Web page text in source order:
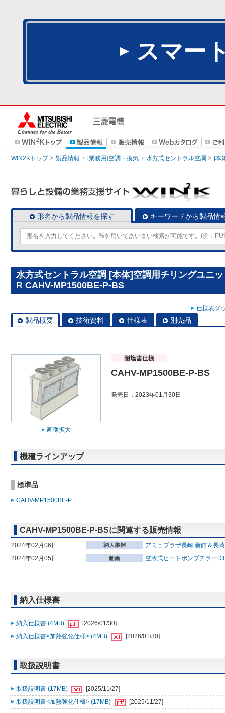
スマー
WIN2Kトップ 製品情報 [業務用]空調・換気 水方式セントラル空調 [本
形名から製品情報を探す キーワードから製品情
水方式セントラル空調 [本体]空調用チリングユニ
R CAHV-MP1500BE-P-BS
仕様表ダ
製品概要 技術資料 仕様表 別売品
画像拡大
CAHV-MP1500BE-P-BS
発売日：2023年01月30日
機種ラインアップ
標準品
CAHV-MP1500BE-P
CAHV-MP1500BE-P-BSに関連する販売情報
2024年02月06日
アミュプラザ長崎 新館＆長
2024年02月05日
空冷式ヒートポンプチラー
納入仕様書
納入仕様書 (4MB)
[2026/01/30]
納入仕様書<加熱強化仕様> (4MB)
[2026/01/30]
取扱説明書
取扱説明書 (17MB)
[2025/11/27]
取扱説明書<加熱強化仕様> (17MB)
[2025/11/27]